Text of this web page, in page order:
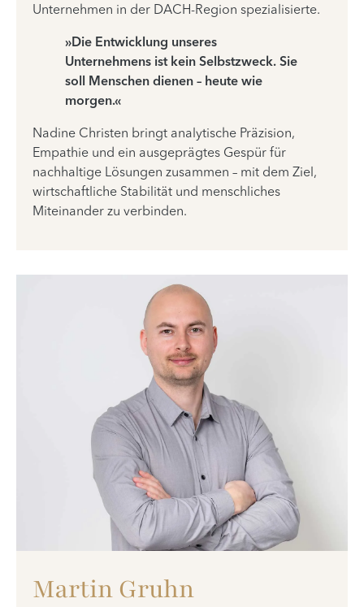
Unternehmen in der DACH-Region spezialisierte.
»Die Entwicklung unseres
Unternehmens ist kein Selbstzweck. Sie
soll Menschen dienen – heute wie
morgen.«
Nadine Christen bringt analytische Präzision,
Empathie und ein ausgeprägtes Gespür für
nachhaltige Lösungen zusammen – mit dem Ziel,
wirtschaftliche Stabilität und menschliches
Miteinander zu verbinden.
Martin Gruhn